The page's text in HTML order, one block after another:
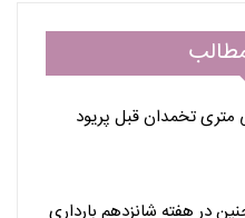
در هفته شانزدهم بارداری